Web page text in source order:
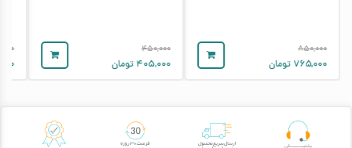
۸۵۰,۰۰۰
۷۶۵,۰۰۰ تومان
۴۵۰,۰۰۰
۴۰۵,۰۰۰ تومان